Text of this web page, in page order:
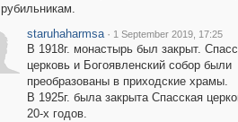
рубильникам.
staruhaharmsa · 1 September 2019, 17:25
В 1918г. монастырь был закрыт.
церковь и Богоявленский собор были
преобразованы в приходские храмы.
В 1925г. была закрыта Спасская
20-х годов.